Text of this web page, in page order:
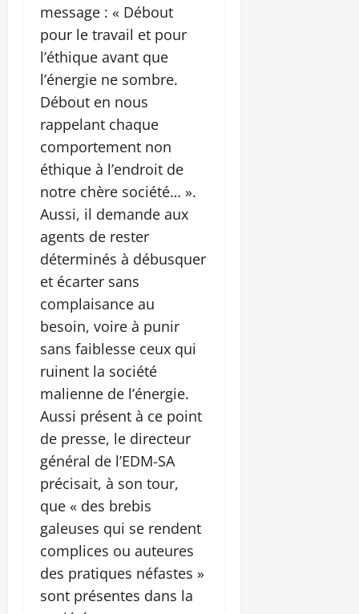
message : « Débout
pour le travail et pour
l’éthique avant que
l’énergie ne sombre.
Débout en nous
rappelant chaque
comportement non
éthique à l’endroit de
notre chère société… ».
Aussi, il demande aux
agents de rester
déterminés à débusquer
et écarter sans
complaisance au
besoin, voire à punir
sans faiblesse ceux qui
ruinent la société
malienne de l’énergie.
Aussi présent à ce point
de presse, le directeur
général de l’EDM-SA
précisait, à son tour,
que « des brebis
galeuses qui se rendent
complices ou auteures
des pratiques néfastes »
sont présentes dans la